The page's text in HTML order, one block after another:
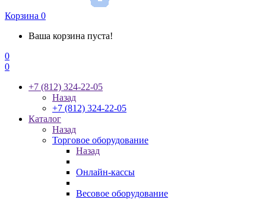
Корзина 0
Ваша корзина пуста!
0
0
+7 (812) 324-22-05
Назад
+7 (812) 324-22-05
Каталог
Назад
Торговое оборудование
Назад
Онлайн-кассы
Весовое оборудование